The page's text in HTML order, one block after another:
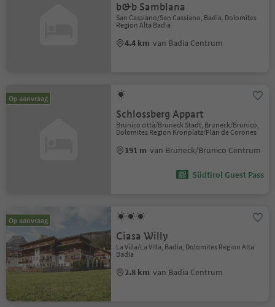
b&b Samblana
San Cassiano/San Cassiano, Badia, Dolomites
Region Alta Badia
4.4 km van Badia Centrum
Op aanvraag
Schlossberg Appart
Brunico città/Bruneck Stadt, Bruneck/Brunico,
Dolomites Region Kronplatz/Plan de Corones
191 m van Bruneck/Brunico Centrum
Südtirol Guest Pass
Op aanvraag
Ciasa Willy
La Villa/La Villa, Badia, Dolomites Region Alta
Badia
2.8 km van Badia Centrum